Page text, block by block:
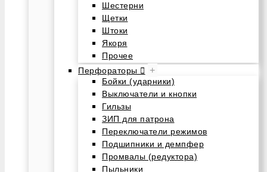
Шестерни
Щетки
Штоки
Якоря
Прочее
Перфораторы
+
Бойки (ударники)
Выключатели и кнопки
Гильзы
ЗИП для патрона
Переключатели режимов
Подшипники и демпфер
Промвалы (редуктора)
Пыльники